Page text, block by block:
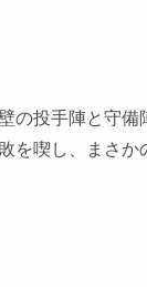
の投手陣と守備
を喫し、まさか